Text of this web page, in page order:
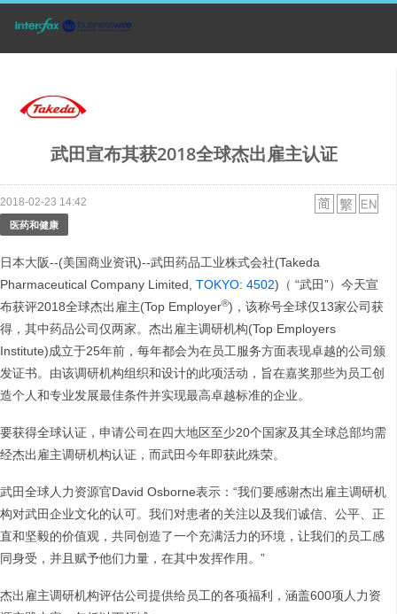
武田宣布其获2018全球杰出雇主认证
2018-02-23 14:42
医药和健康
日本大阪--(美国商业资讯)--武田药品工业株式会社(Takeda
Pharmaceutical Company Limited, TOKYO: 4502)（ “武田”）今天宣
布获评2018全球杰出雇主(Top Employer®)，该称号全球仅13家公司获
得，其中药品公司仅两家。杰出雇主调研机构(Top Employers
Institute)成立于25年前，每年都会为在员工服务方面表现卓越的公司颁
发证书。由该调研机构组织和设计的此项活动，旨在嘉奖那些为员工创
造个人和专业发展最佳条件并实现最高卓越标准的企业。
要获得全球认证，申请公司在四大地区至少20个国家及其全球总部均需
经杰出雇主调研机构认证，而武田今年即获此殊荣。
武田全球人力资源官David Osborne表示：“我们要感谢杰出雇主调研机
构对武田企业文化的认可。我们对患者的关注以及我们诚信、公平、正
直和坚毅的价值观，共同创造了一个充满活力的环境，让我们的员工感
同身受，并且赋予他们力量，在其中发挥作用。”
杰出雇主调研机构评估公司提供给员工的各项福利，涵盖600项人力资